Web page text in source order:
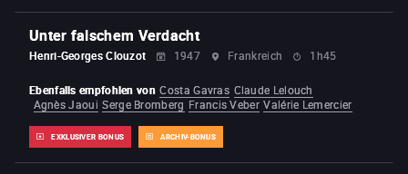
Unter falschem Verdacht
Henri-Georges Clouzot 1947 Frankreich 1h45
EXKLUSIVER BONUS ARCHIV-BONUS
Ebenfalls empfohlen von Costa Gavras Claude Lelouch
Agnès Jaoui Serge Bromberg Francis Veber Valérie Lemercier